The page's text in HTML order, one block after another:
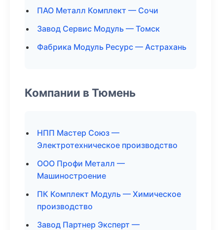
ПАО Металл Комплект — Сочи
Завод Сервис Модуль — Томск
Фабрика Модуль Ресурс — Астрахань
Компании в Тюмень
НПП Мастер Союз —
Электротехническое производство
ООО Профи Металл —
Машиностроение
ПК Комплект Модуль — Химическое
производство
Завод Партнер Эксперт —